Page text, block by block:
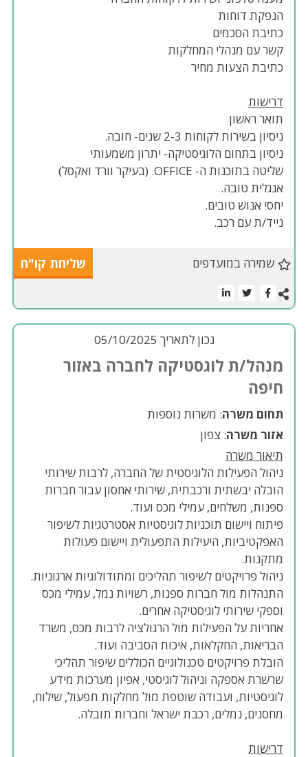
הנפקת דוחות
כתיבת הסכמים
קשר עם מנהלי המחלקות
כתיבת הצעות מחיר
דרישות
תואר ראשון
ניסיון בשירות לקוחות 2-3 שנים- חובה.
ניסיון בתחום הלוגיסטיקה- יתרון משמעותי
שליטה בתוכנות ה- OFFICE. (בעיקר וורד ואקסל)
אנגלית טובה.
יחסי אנוש טובים.
נייד/ת עם רכב.
שמירה במועדפים שליחת קו"ח
נכון לתאריך 05/10/2025
מנהל/ת לוגסטיקה לחברה באזור
חיפה
תחום משרה: משרות נוספות
אזור משרה: צפון
תיאור משרה
ניהול הפעילות הלוגיסטית של החברה, לרבות שירותי
הובלה יבשתית ורכבתית, שירותי אחסון עבור חברות
ספנות, משלחים, עמילי מכס ועוד.
פיתוח ויישום תוכניות לוגיסטיות אסטרטגיות לשיפור
האפקטיביות, היעילות התפעולית ויישום פעולות
מתקנות.
ניהול פרויקטים לשיפור תהליכים ומתודולוגיות ארגוניות.
התנהלות מול חברות ספנות, רשויות נמל, עמילי מכס
וספקי שירותי לוגיסטיקה אחרים.
אחריות על הפעילות מול הרגולציה לרבות מכס, משרד
הבריאות, החקלאות, איכות הסביבה ועוד.
הובלת פרויקטים טכנולוגיים הכוללים שיפור תהליכי
שרשרת אספקה וניהול לוגיסטי, אפיון מערכות מידע
לוגיסטיות, ועבודה שוטפת מול מחלקות תפעול, שילוח,
מחסנים, נמלים, רכבת ישראל וחברות תובלה.
דרישות